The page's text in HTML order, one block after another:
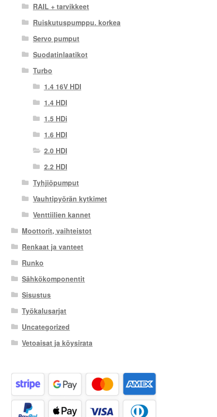
RAIL + tarvikkeet
Ruiskutuspumppu. korkea
Servo pumput
Suodatinlaatikot
Turbo
1.4 16V HDI
1.4 HDI
1.5 HDi
1.6 HDI
2.0 HDI
2.2 HDI
Tyhjiöpumput
Vauhtipyörän kytkimet
Venttiilien kannet
Moottorit, vaihteistot
Renkaat ja vanteet
Runko
Sähkökomponentit
Sisustus
Työkalusarjat
Uncategorized
Vetoaisat ja köysirata